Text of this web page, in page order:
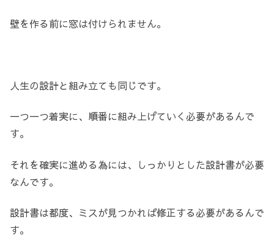
壁を作る前に窓は付けられません。
人生の設計と組み立ても同じです。
一つ一つ着実に、順番に組み上げていく必要があるんで
す。
それを確実に進める為には、しっかりとした設計書が必要
なんです。
設計書は都度、ミスが見つかれば修正する必要があるんで
す。